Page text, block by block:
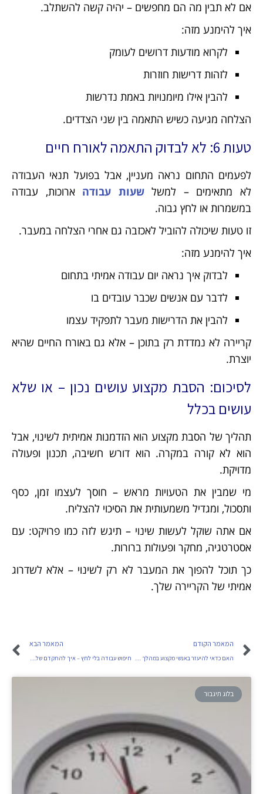
אם לא תבין מה הם מחפשים – יהיה קשה להשתלב.
איך להימנע מזה:
לקרוא מודעות דרושים לעומק
לזהות דרישות חוזרות
להבין אילו מיומנויות באמת נדרשות
הצלחה מגיעה כשיש התאמה בין שני הצדדים.
טעות 6: לא לבדוק התאמה לאורח חיים
לפעמים התחום נראה מעניין, אבל בפועל תנאי העבודה
לא מתאימים – למשלשעות עבודה ארוכות, עבודה
במשמרות או לחץ גבוה.
זו טעות שיכולה להוביל לאכזבה גם אחרי הצלחה במעבר.
איך להימנע מזה:
לבדוק איך נראה יום עבודה אמיתי בתחום
לדבר עם אנשים שכבר עובדים בו
להבין את הדרישות מעבר לתפקיד עצמו
קריירה לא נמדדת רק בתוכן – אלא גם באורח החיים שהיא
יוצרת.
לסיכום: הסבת מקצוע עושים נכון – או שלא
עושים בכלל
תהליך של הסבת מקצוע הוא הזדמנות אמיתית לשינוי, אבל
הוא לא קורה במקרה. הוא דורש חשיבה, תכנון ופעולה
מדויקת.
מי שמבין את הטעויות מראש – חוסך לעצמו זמן, כסף
ותסכול, ומגדיל משמעותית את הסיכוי להצליח.
אם אתה שוקל לעשות שינוי – תיגש לזה כמו פרויקט: עם
אסטרטגיה, מחקר ופעולות ברורות.
כך תוכל להפוך את המעבר לא רק לשינוי – אלא לשדרוג
אמיתי של הקריירה שלך.
המאמר הקודם
האם כדאי להיעזר באנשי מקצוע במהלך חיפוש עבודה?
המאמר הבא
חיפוש עבודה בלי לחץ – איך להתקדם שלב אחר שלב
בלוג תיגבור